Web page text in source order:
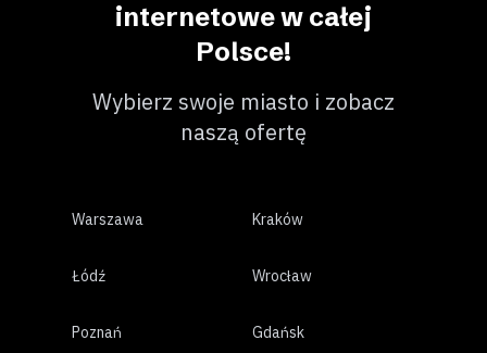
internetowe w całej
Polsce!
Wybierz swoje miasto i zobacz
naszą ofertę
Warszawa Kraków
Łódź Wrocław
Poznań Gdańsk